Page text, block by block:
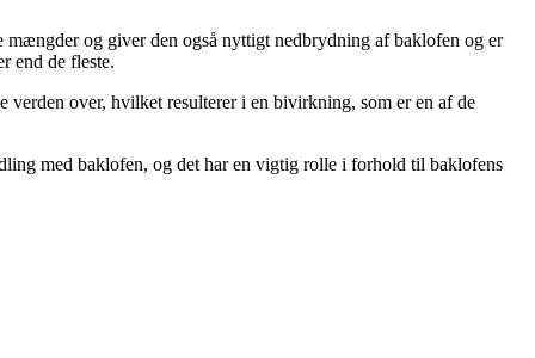
og giver den også nyttigt nedbrydning af baklofen og er
end de fleste.
over, hvilket resulterer i en bivirkning, som er en af ​​de
med baklofen, og det har en vigtig rolle i forhold til baklofens